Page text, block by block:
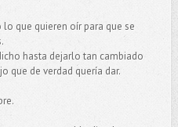
que quieren oír para que se
hasta dejarlo tan cambiado
que de verdad quería dar.